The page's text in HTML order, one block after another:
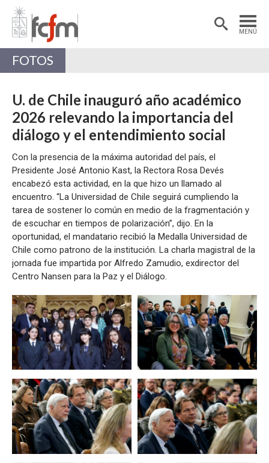
MENÚ
Estudiantes
Académicas/os
FOTOS
U. de Chile inauguró año académico
2026 relevando la importancia del
diálogo y el entendimiento social
Con la presencia de la máxima autoridad del país, el
Presidente José Antonio Kast, la Rectora Rosa Devés
encabezó esta actividad, en la que hizo un llamado al
encuentro. “La Universidad de Chile seguirá cumpliendo la
tarea de sostener lo común en medio de la fragmentación y
de escuchar en tiempos de polarización”, dijo. En la
oportunidad, el mandatario recibió la Medalla Universidad de
Chile como patrono de la institución. La charla magistral de la
jornada fue impartida por Alfredo Zamudio, exdirector del
Centro Nansen para la Paz y el Diálogo.
Zoom Zoom
Zoom Zoom